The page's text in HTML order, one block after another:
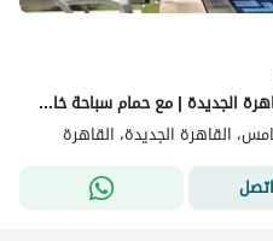
فيلا مستقلة للبيع في ليك فيو – القاهرة الجديدة | مع حمام سباحة خاص وإطلالة مفتوحة مباشرة على اللاندسكيب و حمام السباحه
القاهرة الجديدة، القاهرة
اتصل